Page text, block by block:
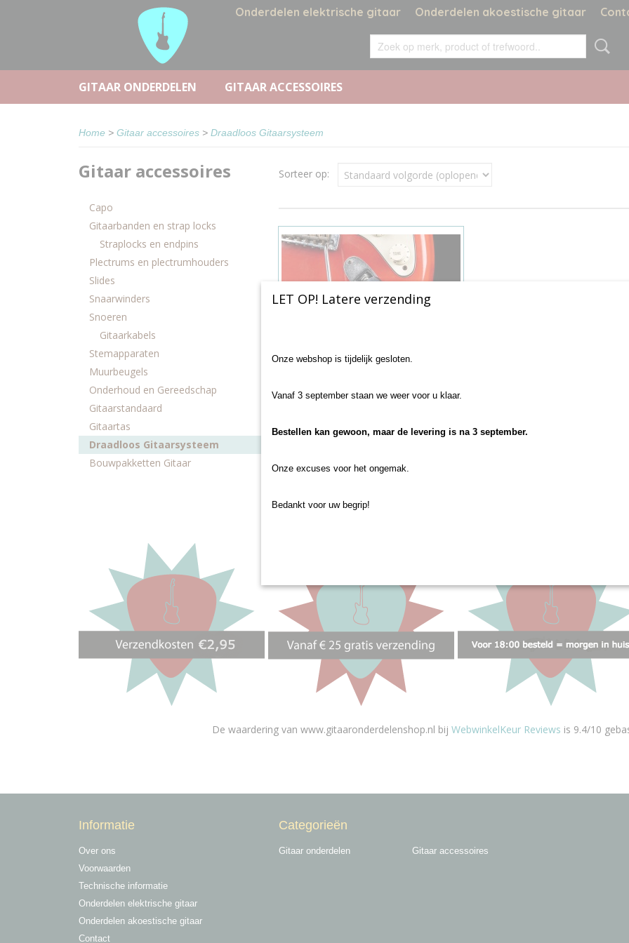
Onderdelen elektrische gitaar Onderdelen akoestische gitaar
GITAAR ONDERDELEN GITAAR ACCESSOIRES
Home > Gitaar accessoires > Draadloos Gitaarsysteem
Gitaar accessoires
Capo
Gitaarbanden en strap locks
Straplocks en endpins
Plectrums en plectrumhouders
Slides
Snaarwinders
Snoeren
Gitaarkabels
Stemapparaten
Muurbeugels
Onderhoud en Gereedschap
Gitaarstandaard
Gitaartas
Draadloos Gitaarsysteem
Bouwpakketten Gitaar
Sorteer op:
NUX B2 Draadloos Gitaar/Bas
systeem
Lekker overal met je electrische gitaar of
De waardering van www.gitaaronderdelenshop.nl bij WebwinkelKeur Reviews is 9.4/10
Informatie
Over ons
Voorwaarden
Technische informatie
Onderdelen elektrische gitaar
Onderdelen akoestische gitaar
Contact
Categorieën
Gitaar onderdelen Gitaar accessoires
LET OP! Latere verzending
Onze webshop is tijdelijk gesloten.
Vanaf 3 september staan we weer voor u klaar.
Bestellen kan gewoon, maar de levering is na 3 september.
Onze excuses voor het ongemak.
Bedankt voor uw begrip!